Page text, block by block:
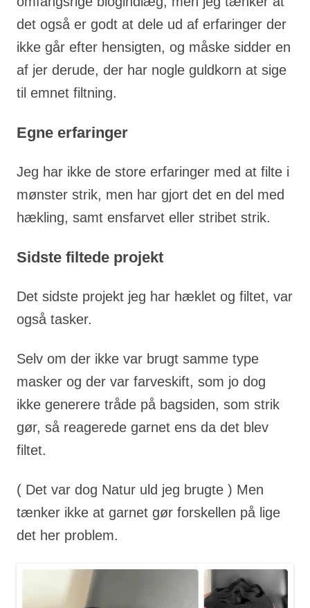
det også er godt at dele ud af erfaringer der
ikke går efter hensigten, og måske sidder en
af jer derude, der har nogle guldkorn at sige
til emnet filtning.
Egne erfaringer
Jeg har ikke de store erfaringer med at filte i
mønster strik, men har gjort det en del med
hækling, samt ensfarvet eller stribet strik.
Sidste filtede projekt
Det sidste projekt jeg har hæklet og filtet, var
også tasker.
Selv om der ikke var brugt samme type
masker og der var farveskift, som jo dog
ikke generere tråde på bagsiden, som strik
gør, så reagerede garnet ens da det blev
filtet.
( Det var dog Natur uld jeg brugte ) Men
tænker ikke at garnet gør forskellen på lige
det her problem.